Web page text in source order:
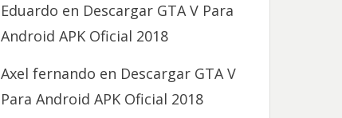
Eduardo en Descargar GTA V Para
Android APK Oficial 2018
Axel fernando en Descargar GTA V
Para Android APK Oficial 2018